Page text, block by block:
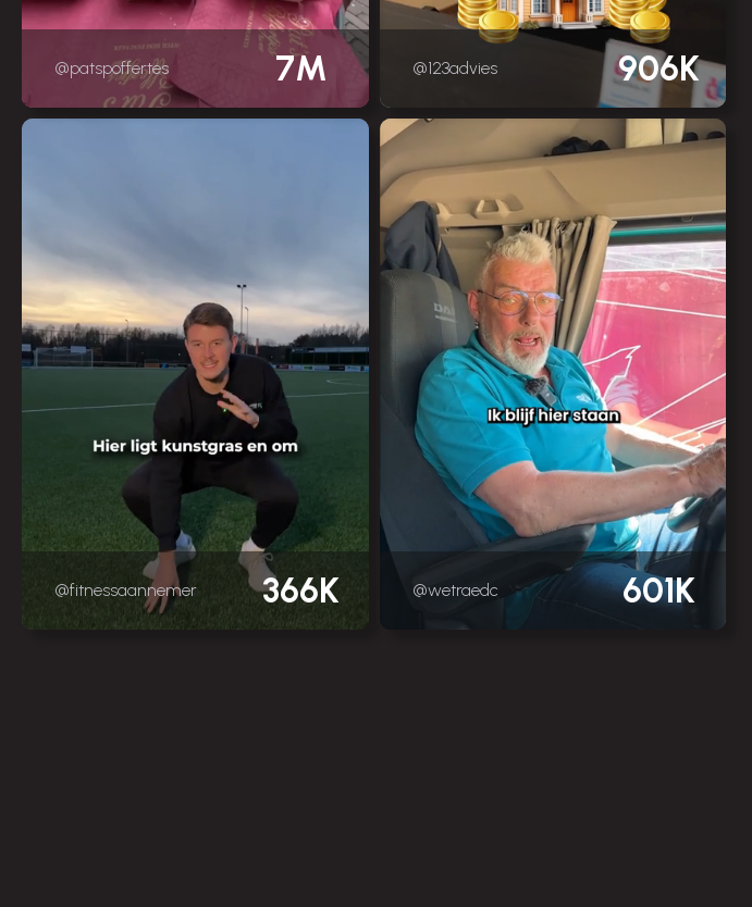
@patspoffertes 7M @123advies 906K
@fitnessaannemer 366K @wetraedc 601K